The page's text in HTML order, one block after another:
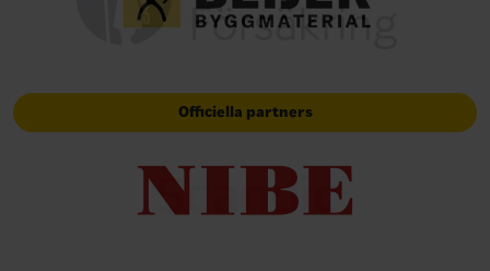
Officiella partners